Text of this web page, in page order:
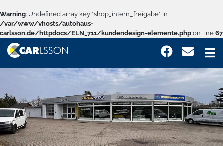
Warning: Undefined array key "shop_intern_freigabe" in
/var/www/vhosts/autohaus-
carlsson.de/httpdocs/ELN_711/kundendesign-elemente.php on line 67